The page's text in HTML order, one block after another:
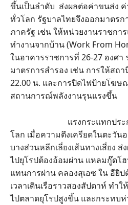
ขึ้นเป็นลำดับ ส่งผลต่อค่าขนส่ง
ทั่วโลก รัฐบาลไทยจึงออกมาตร
ภาครัฐ เช่น ให้หน่วยงานราชกา
ทำงานจากบ้าน (Work From
ในอาคารราชการที่ 26-27 องศา
มาตรการสำรอง เช่น การให้สถ
22.00 น. และการปิดไฟป้ายโฆษ
สถานการณ์พลังงานรุนแรงขึ้น
แรงกระแทกประการที่
โลก เมื่อความตึงเครียดในตะวัน
บางส่วนหลีกเลี่ยงเส้นทางเสี่ยง ส่
ไปยุโรปต้องอ้อมผ่าน แหลมกู๊ดโ
แทนการผ่าน คลองสุเอซ ใน อียิป
เวลาเดินเรือราวสองสัปดาห์ ทำ
ไปตลาดยุโรปสูงขึ้น และกระทบ